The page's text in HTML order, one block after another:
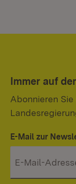
Immer auf
Abonnieren
E-Mail zur